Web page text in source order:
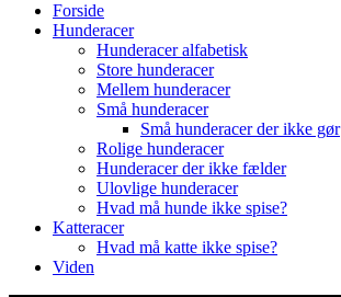
Forside
Hunderacer
Hunderacer alfabetisk
Store hunderacer
Mellem hunderacer
Små hunderacer
Små hunderacer der ikke gør
Rolige hunderacer
Hunderacer der ikke fælder
Ulovlige hunderacer
Hvad må hunde ikke spise?
Katteracer
Hvad må katte ikke spise?
Viden